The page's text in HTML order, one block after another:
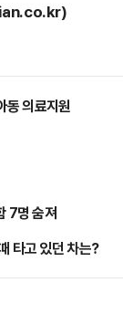
동 의료지원
7명 숨져
타고 있던 차는?